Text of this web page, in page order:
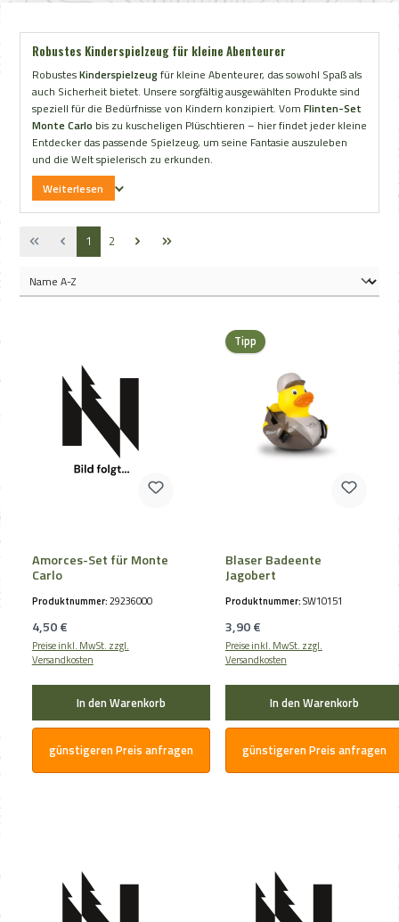
Robustes Kinderspielzeug für kleine Abenteurer
RobustesKinderspielzeug für kleine Abenteurer, das sowohl Spaß als
auch Sicherheit bietet. Unsere sorgfältig ausgewählten Produkte sind
speziell für die Bedürfnisse von Kindern konzipiert. Vom Flinten-Set
Monte Carlo bis zu kuscheligen Plüschtieren – hier findet jeder kleine
Entdecker das passende Spielzeug, um seine Fantasie auszuleben
und die Welt spielerisch zu erkunden.
Weiterlesen
Seite
1 Seite
2
Amorces-Set für Monte
Carlo
Produktnummer:29236000
Regulärer Preis:
4,50 €
Preise inkl. MwSt. zzgl.
Versandkosten
In den Warenkorb
günstigeren Preis anfragen
Tipp
Blaser Badeente
Jagobert
Produktnummer:SW10151
Regulärer Preis:
3,90 €
Preise inkl. MwSt. zzgl.
Versandkosten
In den Warenkorb
günstigeren Preis anfragen